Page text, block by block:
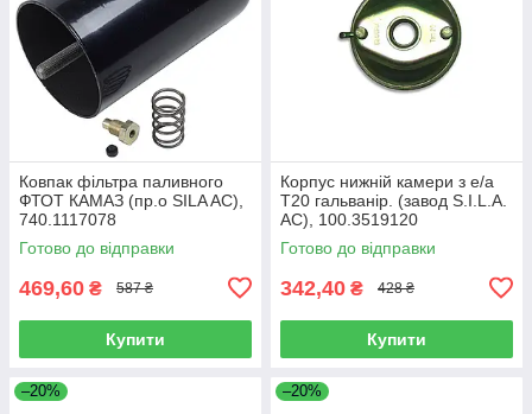
Ковпак фільтра паливного
ФТОТ КАМАЗ (пр.о SILA AC),
740.1117078
Готово до відправки
469,60 ₴ 587 ₴
Купити
Корпус нижній камери з е/а
Т20 гальванір. (завод S.I.L.A.
AC), 100.3519120
Готово до відправки
342,40 ₴ 428 ₴
Купити
–20% –20%